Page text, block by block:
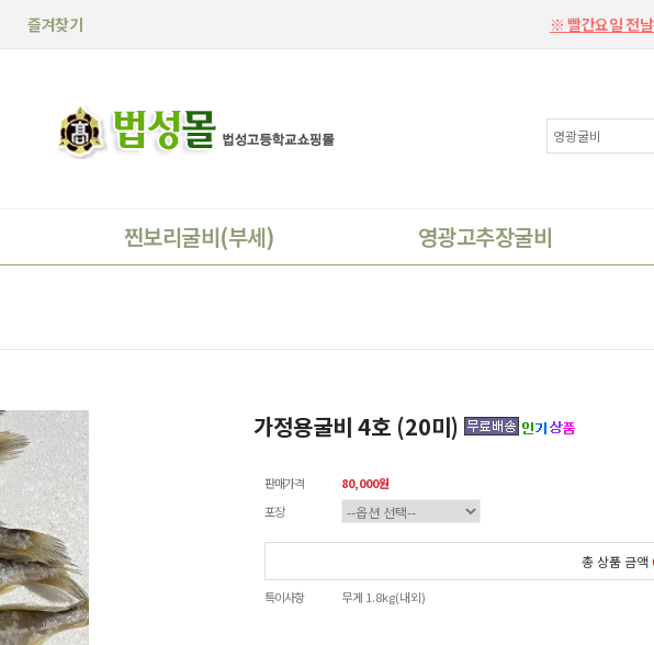
즐겨찾기 ※ 빨간요일 전
찐보리굴비(부세) 영광고추장굴비
가정용굴비 4호 (20미)
판매가격 80,000원
포장
총 상품 금액
특이사항 무게 1.8kg(내외)